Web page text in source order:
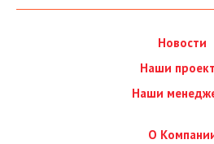
Новости
Наши
Наши
О